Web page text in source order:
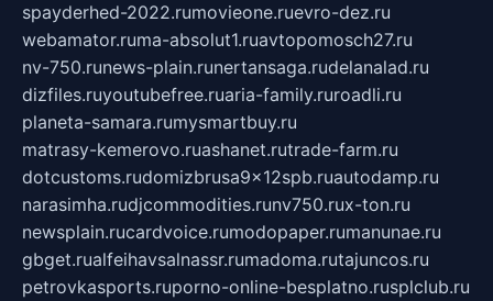
spayderhed-2022.rumovieone.ruevro-dez.ru
webamator.ruma-absolut1.ruavtopomosch27.ru
nv-750.runews-plain.runertansaga.rudelanalad.ru
dizfiles.ruyoutubefree.ruaria-family.ruroadli.ru
planeta-samara.rumysmartbuy.ru
matrasy-kemerovo.ruashanet.rutrade-farm.ru
dotcustoms.rudomizbrusa9x12spb.ruautodamp.ru
narasimha.rudjcommodities.runv750.rux-ton.ru
newsplain.rucardvoice.rumodopaper.rumanunae.ru
gbget.rualfeihavsalnassr.rumadoma.rutajuncos.ru
petrovkasports.ruporno-online-besplatno.rusplclub.ru